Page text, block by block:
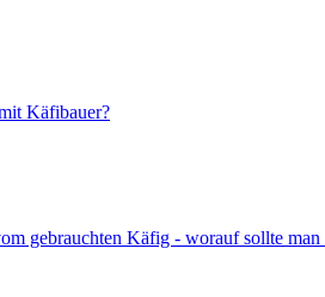
Käfibauer?
gebrauchten Käfig - worauf sollte man